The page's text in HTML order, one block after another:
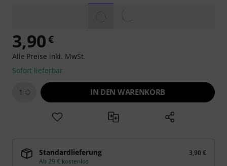
3,90€
Alle Preise inkl. MwSt.
Sofort lieferbar
1 IN DEN WARENKORB
Standardlieferung
3,90 €
Ab 29 € kostenlos